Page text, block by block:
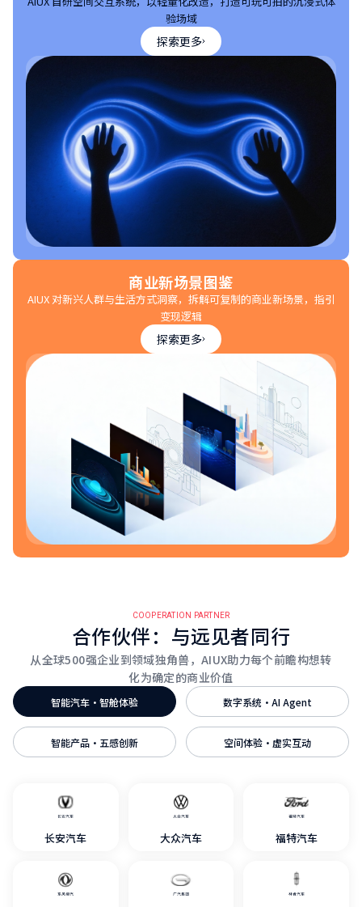
验场域
探索更多
商业新场景图鉴
AIUX 对新兴人群与生活方式洞察，拆解可复制的商业新场景，指引
变现逻辑
探索更多
COOPERATION PARTNER
合作伙伴：与远见者同行
从全球500强企业到领域独角兽，AIUX助力每个前瞻构想转
化为确定的商业价值
智能汽车·智舱体验 数字系统·AI Agent
智能产品·五感创新 空间体验·虚实互动
长安汽车 大众汽车 福特汽车